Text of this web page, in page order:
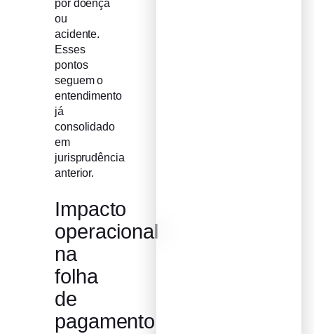
por doença
ou
acidente.
Esses
pontos
seguem o
entendimento
já
consolidado
em
jurisprudência
anterior.
Impacto
operacional
na
folha
de
pagamento